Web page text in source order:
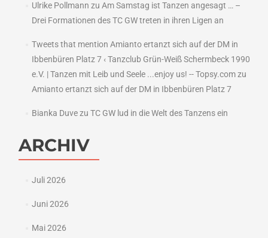
Ulrike Pollmann zu Am Samstag ist Tanzen angesagt … –
Drei Formationen des TC GW treten in ihren Ligen an
Tweets that mention Amianto ertanzt sich auf der DM in
Ibbenbüren Platz 7 ‹ Tanzclub Grün-Weiß Schermbeck 1990
e.V. | Tanzen mit Leib und Seele ...enjoy us! -- Topsy.comzu
Amianto ertanzt sich auf der DM in Ibbenbüren Platz 7
Bianka Duvezu TC GW lud in die Welt des Tanzens ein
ARCHIV
Juli 2026
Juni 2026
Mai 2026